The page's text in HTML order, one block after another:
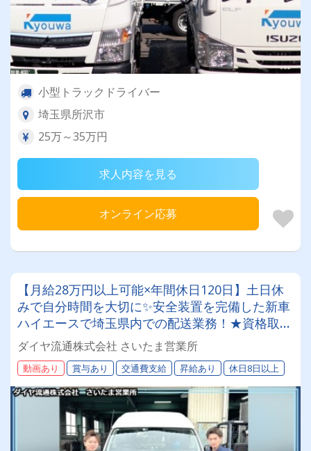
小型トラックドライバー
埼玉県所沢市
25万～35万円
求人内容を見る
オンライン応募
【月給28万円以上可能×年間休日120日】土日休
みで自分時間を大切に✨安全装置を完備した新車
ハイエースで埼玉県内での配送業務！★資格取得
は『全額』会社負担で将来のキャリアも安泰◎若
手～シニア世代まで、幅広い年代層が活躍中！
ダイヤ流通株式会社 さいたま営業所
動画あり 賞与あり 交通費支給 昇給あり 休日8日以上